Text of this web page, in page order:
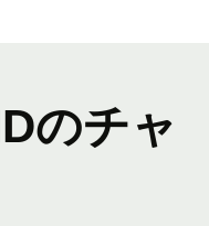
のチャ